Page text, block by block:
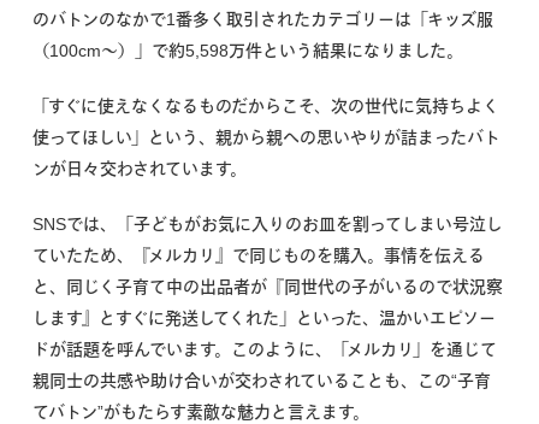
のバトンのなかで1番多く取引されたカテゴリーは「キッズ服
（100cm〜）」で約5,598万件という結果になりました。
「すぐに使えなくなるものだからこそ、次の世代に気持ちよく
使ってほしい」という、親から親への思いやりが詰まったバト
ンが日々交わされています。
SNSでは、「子どもがお気に入りのお皿を割ってしまい号泣し
ていたため、『メルカリ』で同じものを購入。事情を伝える
と、同じく子育て中の出品者が『同世代の子がいるので状況察
します』とすぐに発送してくれた」といった、温かいエピソー
ドが話題を呼んでいます。このように、「メルカリ」を通じて
親同士の共感や助け合いが交わされていることも、この“子育
てバトン”がもたらす素敵な魅力と言えます。